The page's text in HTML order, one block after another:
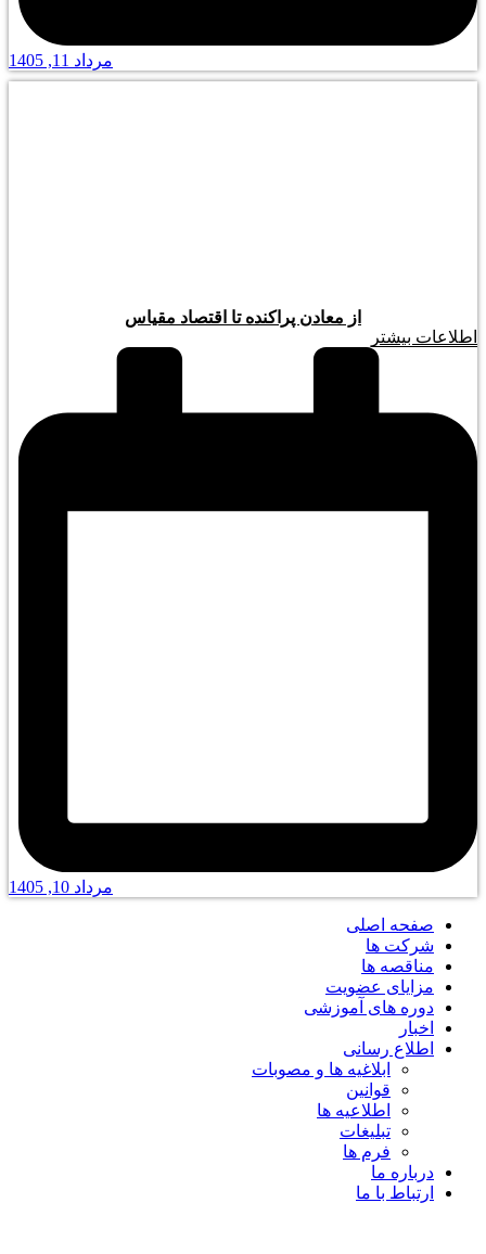
مرداد 11, 1405
از معادن پراکنده تا اقتصاد مقیاس
اطلاعات بیشتر
مرداد 10, 1405
صفحه اصلی
شرکت ها
مناقصه ها
مزایای عضویت
دوره های آموزشی
اخبار
اطلاع رسانی
ابلاغیه ها و مصوبات
قوانین
اطلاعیه ها
تبلیغات
فرم ها
درباره ما
ارتباط با ما